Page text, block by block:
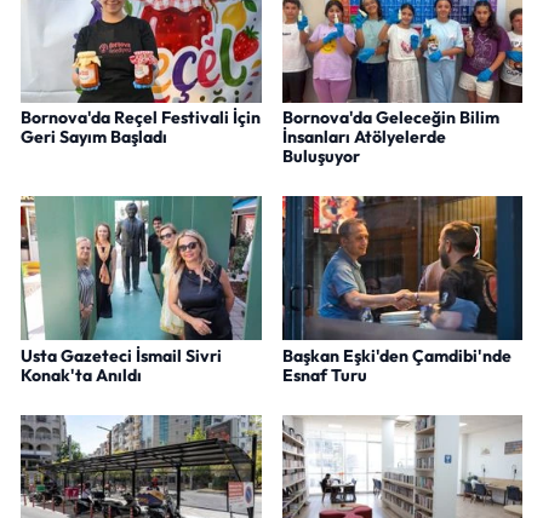
Bornova'da Reçel Festivali İçin
Geri Sayım Başladı
Bornova'da Geleceğin Bilim
İnsanları Atölyelerde
Buluşuyor
Usta Gazeteci İsmail Sivri
Konak'ta Anıldı
Başkan Eşki'den Çamdibi'nde
Esnaf Turu